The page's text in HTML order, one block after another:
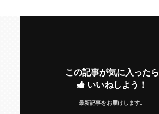
この記事が気に入ったら
いいねしよう！
最新記事をお届けします。